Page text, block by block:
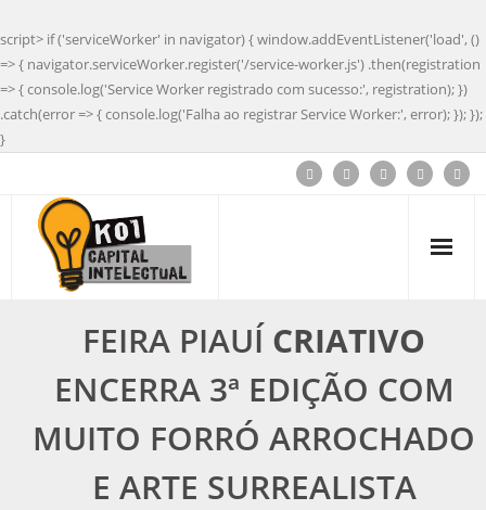
script> if ('serviceWorker' in navigator) { window.addEventListener('load', ()
=> { navigator.serviceWorker.register('/service-worker.js') .then(registration
=> { console.log('Service Worker registrado com sucesso:', registration); })
.catch(error => { console.log('Falha ao registrar Service Worker:', error); }); });
}
FEIRA PIAUÍ CRIATIVO
ENCERRA 3ª EDIÇÃO COM
MUITO FORRÓ ARROCHADO
E ARTE SURREALISTA